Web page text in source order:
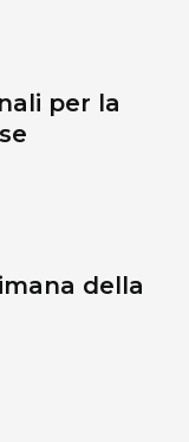
per la
della